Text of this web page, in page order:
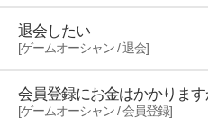
退会したい
[ゲームオーシャン / 退会]
会員登録にお金はかかります
[ゲームオーシャン / 会員登録]